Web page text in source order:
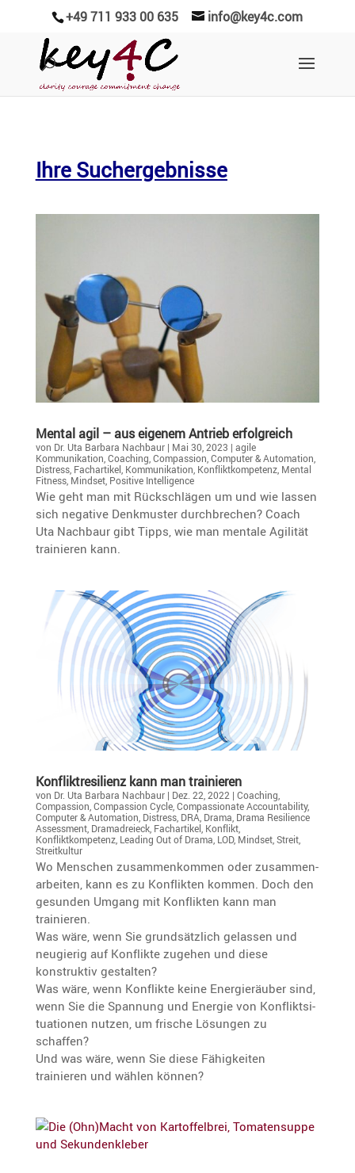
+49 711 933 00 635 info@key4c.com
Ihre Suchergebnisse
Mental agil – aus eigenem Antrieb erfolgreich
von Dr. Uta Barbara Nachbaur| Mai 30, 2023 | agile
Kommunikation Coaching Compassion Computer & Automation
Distress, Fachartikel Kommunikation Konfliktkompetenz, Mental
Fitness, Mindset, Positive Intelligence
Wie geht man mit Rückschlägen um und wie lassen
sich negative Denkmuster durch­bre­chen? Coach
Uta Nachbaur gibt Tipps, wie man mentale Agilität
trainieren kann.
Konflikt­re­si­lienz kann man trainieren
von Dr. Uta Barbara Nachbaur| Dez. 22, 2022 | Coaching
Compassion Compassion Cycle, Compassionate Accountability,
Computer & Automation Distress, DRA Drama Drama Resilience
Assessment, Dramadreieck, Fachartikel Konflikt,
Konfliktkompetenz, Leading Out of Drama LOD, Mindset, Streit,
Streitkultur
Wo Menschen zusam­men­kommen oder zusam­men­
ar­beiten, kann es zu Konflikten kommen. Doch den
gesunden Umgang mit Konflikten kann man
trainieren.
Was wäre, wenn Sie grund­sätz­lich gelassen und
neugierig auf Konflikte zugehen und diese
konstruktiv gestalten?
Was wäre, wenn Konflikte keine Energie­räuber sind,
wenn Sie die Spannung und Energie von Konflikt­si­
tua­tionen nutzen, um frische Lösungen zu
schaffen?
Und was wäre, wenn Sie diese Fähig­keiten
trainieren und wählen können?